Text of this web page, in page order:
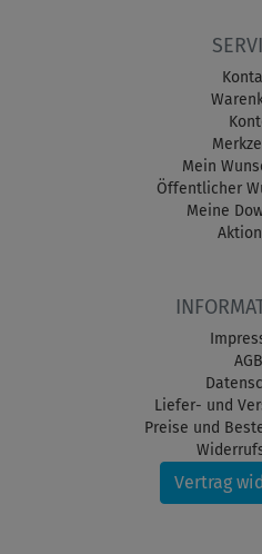
Mein
Öffentlicher
Meine
AGB
Liefer- und
Preise und
Vertrag